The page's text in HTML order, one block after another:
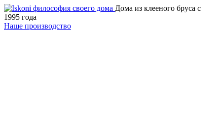
Дома из клееного бруса с
1995 года
Наше производство